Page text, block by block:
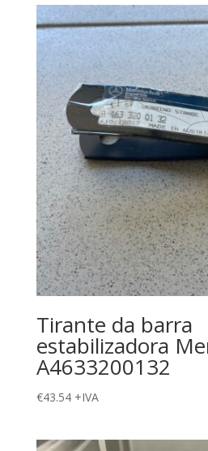
Tirante da barra
estabilizadora
A4633200132
€43.54 +IVA